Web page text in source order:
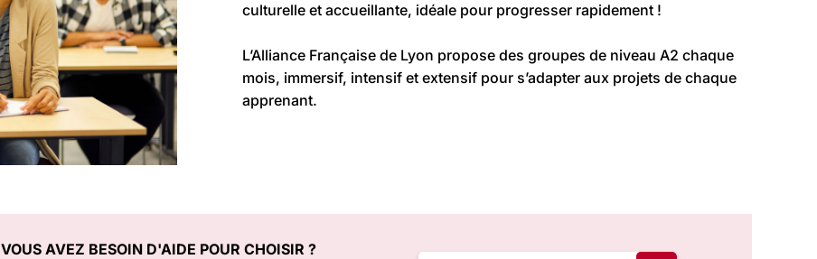
culturelle et accueillante, idéale pour progresser rapidement !
L’Alliance Française de Lyon propose des groupes de niveau A2 chaque
mois, immersif, intensif et extensif pour s’adapter aux projets de chaque
apprenant.
VOUS AVEZ BESOIN D'AIDE POUR CHOISIR ?